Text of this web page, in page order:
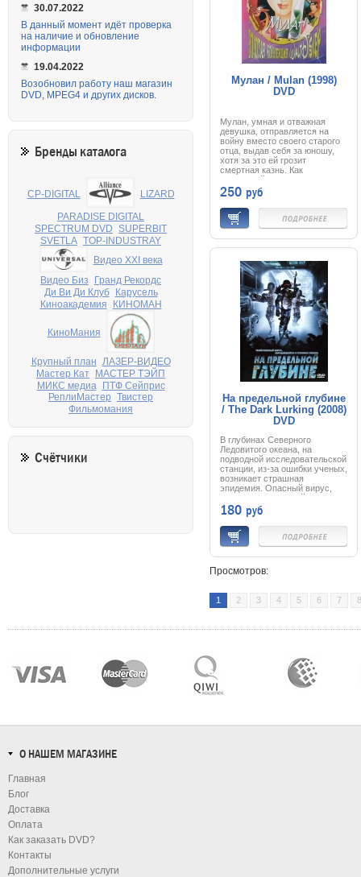
Мулан / Mulan (1998)
DVD
Мулан, умная и отважная
девушка, отправляется на
войну вместо своего старого
отца, выдав себя за юношу,
хотя за это ей грозит
смертная казнь. Как
настоящий солдат, Мулан
сильна и вынослива,
бесстрашна и находчива. Эти
качества, а также маленький
дракончик Мушу, Сверчок,
якобы приносящий удачу, и
верный конь помогут ей
одержать победу над
обрести хороших друзей и
найти настоящую любовь...
250 руб
На предельной глубине
/ The Dark Lurking (2008)
DVD
В глубинах Северного
Ледовитого океана, на
подводной исследовательской
станции, из-за ошибки ученых,
возникает страшная
эпидемия. Опасный вирус,
попав в кровь людей,
превращает их в зомби.
Одной царапины достаточно,
чтобы в организме начался
необратимый процесс
мутации.
Потеряв связь со станцией,
дно спасательную
место, солдаты спецназа
обнаруживают, что огромное
от спасателей зависит судьба
глубины, он уничтожит все
180 руб
Просмотров:
1 2 3 4 5 6 7 8
30.07.2022
В данный момент идёт проверка
на наличие и обновление
информации
19.04.2022
Возобновил работу наш магазин
DVD, MPEG4 и других дисков.
Бренды каталога
CP-DIGITAL LIZARD
PARADISE DIGITAL
SPECTRUM DVD SUPERBIT
SVETLA TOP-INDUSTRAY
Видео XXI века
Видео Биз
Гранд Рекордс
Ди Ви Ди Клуб
Карусель
Киноакадемия
КИНОМАН
КиноМания
Крупный план ЛАЗЕР-ВИДЕО
Мастер Кат МАСТЕР ТЭЙП
МИКС медиа
ПТФ Сейприс
РеплиМастер Твистер
Фильмомания
Счётчики
О НАШЕМ МАГАЗИНЕ
Главная
Блог
Доставка
Оплата
Как заказать DVD?
Контакты
Дополнительные услуги